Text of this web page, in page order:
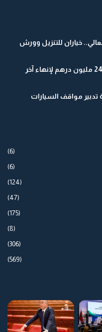
العالي.. خياران للتنزيل وورش
مستشفى ابن سينا الجديد بالرباط: 24 مليون درهم لإنهاء آخر
تدبير مواقف السيارات
(6)
(6)
(124)
(47)
(175)
(8)
(306)
(569)